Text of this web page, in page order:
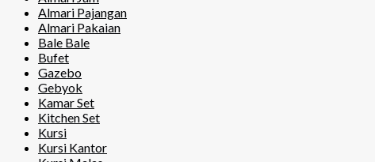
Almari Pajangan
Almari Pakaian
Bale Bale
Bufet
Gazebo
Gebyok
Kamar Set
Kitchen Set
Kursi
Kursi Kantor